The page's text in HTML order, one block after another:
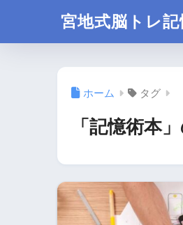
宮地式脳トレ
ホーム タグ
「記憶術本